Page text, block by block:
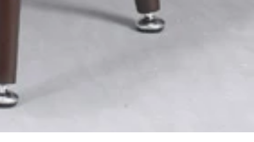
を作れるコードレス氷かき器。実売４０００円